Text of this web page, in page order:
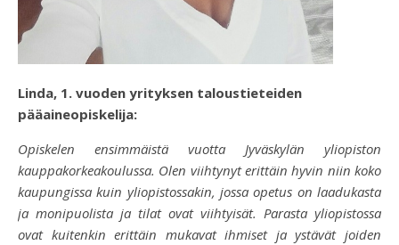
Linda, 1. vuoden yrityksen taloustieteiden
pääaineopiskelija:
Opiskelen ensimmäistä vuotta Jyväskylän yliopiston
kauppakorkeakoulussa. Olen viihtynyt erittäin hyvin niin koko
kaupungissa kuin yliopistossakin, jossa opetus on laadukasta
ja monipuolista ja tilat ovat viihtyisät. Parasta yliopistossa
ovat kuitenkin erittäin mukavat ihmiset ja ystävät joiden